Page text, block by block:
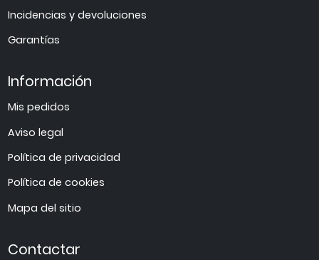
Incidencias y devoluciones
Garantías
Información
Mis pedidos
Aviso legal
Política de privacidad
Política de cookies
Mapa del sitio
Contactar